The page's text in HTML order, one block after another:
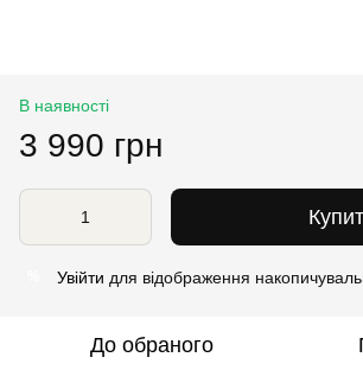
В наявності
3 990 грн
Увійти для відображення
До обраного